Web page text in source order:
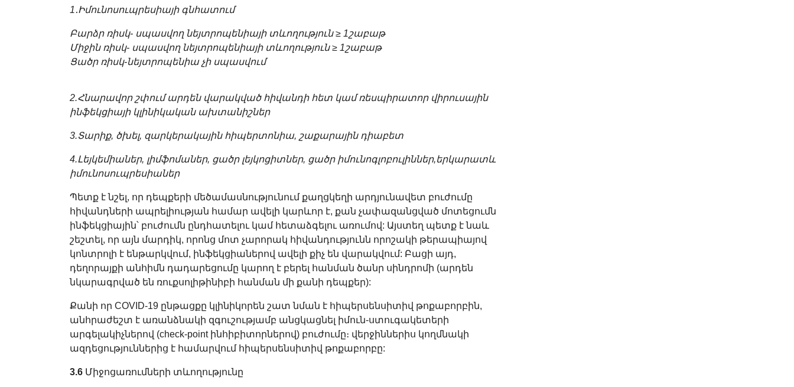
1․Իմունոսուպրեսիայի գնհատում
Բարձր ռիսկ- սպասվող նեյտրոպենիայի տևողություն ≥ 1շաբաթ
Միջին ռիսկ- սպասվող նեյտրոպենիայի տևողություն ≥ 1շաբաթ
Ցածր ռիսկ-նեյտրոպենիա չի սպասվում
2.Հնարավոր շփում արդեն վարակված հիվանդի հետ կամ ռեսպիրատոր վիրուսային
ինֆեկցիայի կլինիկական ախտանիշներ
3.Տարիք, ծխել, զարկերակային հիպերտոնիա, շաքարային դիաբետ
4.Լեյկեմիաներ, լիմֆոմաներ, ցածր լեյկոցիտներ, ցածր իմունոգլոբուլիններ,երկարատև
իմունոսուպրեսիաներ
Պետք է նշել, որ դեպքերի մեծամասնությունում քաղցկեղի արդյունավետ բուժումը
հիվանդների ապրելիության համար ավելի կարևոր է, քան չափազանցված մոտեցումն
ինֆեկցիային՝ բուժումն ընդհատելու կամ հետաձգելու առումով: Այստեղ պետք է նաև
շեշտել, որ այն մարդիկ, որոնց մոտ չարորակ հիվանդությունն որոշակի թերապիայով
կոնտրոլի է ենթարկվում, ինֆեկցիաներով ավելի քիչ են վարակվում: Բացի այդ,
դեղորայքի անհիմն դադարեցումը կարող է բերել հանման ծանր սինդրոմի (արդեն
նկարագրված են ռուքսոլիթինիբի հանման մի քանի դեպքեր):
Քանի որ COVID-19 ընթացքը կլինիկորեն շատ նման է հիպերսենսիտիվ թոքաբորբին,
անհրաժեշտ է առանձնակի զգուշությամբ անցկացնել իմուն-ստուգակետերի
արգելակիչներով (check-point ինհիբիտորներով) բուժումը։ վերջիններիս կողմնակի
ազդեցություններից է համարվում հիպերսենսիտիվ թոքաբորբը:
3.6 Միջոցառումների տևողությունը